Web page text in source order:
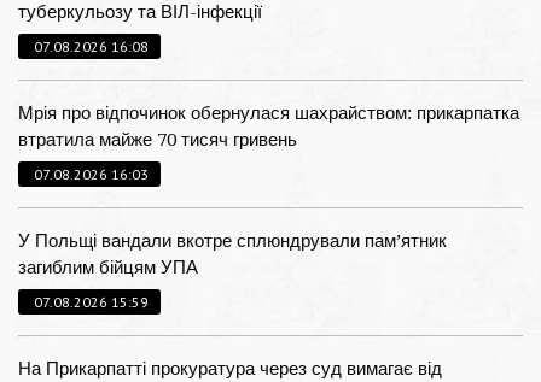
туберкульозу та ВІЛ-інфекції
07.08.2026 16:08
Мрія про відпочинок обернулася шахрайством: прикарпатка
втратила майже 70 тисяч гривень
07.08.2026 16:03
У Польщі вандали вкотре сплюндрували пам’ятник
загиблим бійцям УПА
07.08.2026 15:59
На Прикарпатті прокуратура через суд вимагає від